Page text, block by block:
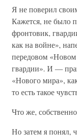
Я не поверил
Кажется, не было
фронтовик,
как на войне»,
передовом
гвардии». И —
«Нового мира»,
то есть такое
Что же,
Но затем я понял,